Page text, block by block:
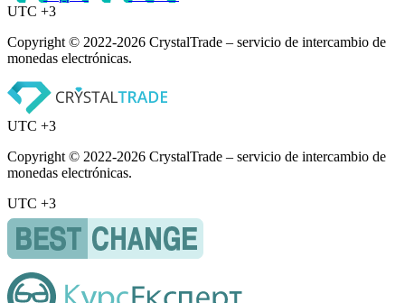
UTC +3
Copyright © 2022-2026 CrystalTrade – servicio de intercambio de
monedas electrónicas.
UTC +3
Copyright © 2022-2026 CrystalTrade – servicio de intercambio de
monedas electrónicas.
UTC +3